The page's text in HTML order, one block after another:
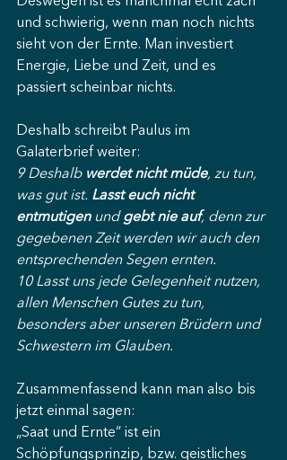
und schwierig, wenn man noch nichts
sieht von der Ernte. Man investiert
Energie, Liebe und Zeit, und es
passiert scheinbar nichts.
Deshalb schreibt Paulus im
Galaterbrief weiter:
9 Deshalb werdet nicht müde, zu tun,
was gut ist. Lasst euch nicht
entmutigen und gebt nie auf, denn zur
gegebenen Zeit werden wir auch den
entsprechenden Segen ernten.
10 Lasst uns jede Gelegenheit nutzen,
allen Menschen Gutes zu tun,
besonders aber unseren Brüdern und
Schwestern im Glauben.
Zusammenfassend kann man also bis
jetzt einmal sagen:
„Saat und Ernte“ ist ein
Schöpfungsprinzip, bzw. geistliches